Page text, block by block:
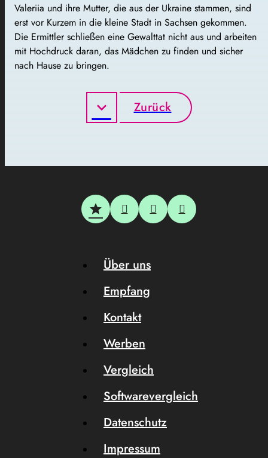
Valeriia und ihre Mutter, die aus der Ukraine stammen, sind
erst vor Kurzem in die kleine Stadt in Sachsen gekommen.
Die Ermittler schließen eine Gewalttat nicht aus und arbeiten
mit Hochdruck daran, das Mädchen zu finden und sicher
nach Hause zu bringen.
Zurück
Über uns
Empfang
Kontakt
Werben
Vergleich
Softwarevergleich
Datenschutz
Impressum